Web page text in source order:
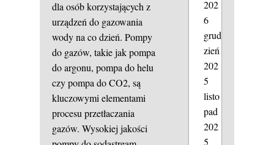
dla osób korzystających z
urządzeń do gazowania
wody na co dzień. Pompy
do gazów, takie jak pompa
do argonu, pompa do helu
czy pompa do CO2, są
kluczowymi elementami
procesu przetłaczania
gazów. Wysokiej jakości
202
6
grud
zień
202
5
listo
pad
202
5